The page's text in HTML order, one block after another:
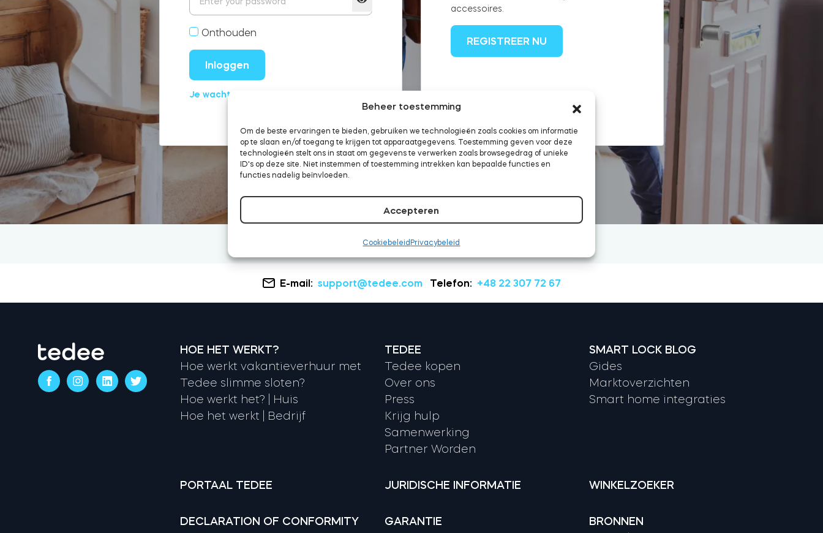
Beheer toestemming
Om de beste ervaringen te bieden, gebruiken we technologieën zoals cookies om informatie
op te slaan en/of toegang te krijgen tot apparaatgegevens. Toestemming geven voor deze
technologieën stelt ons in staat om gegevens te verwerken zoals browsegedrag of unieke
ID's op deze site. Niet instemmen of toestemming intrekken kan bepaalde functies en
functies nadelig beïnvloeden.
Accepteren
Cookiebeleid Privacybeleid
Onthouden
Inloggen
Je wachtwoord vergeten?
accessoires.
REGISTREER NU
E-mail: support@tedee.com Telefon: +48 22 307 72 67
HOE HET WERKT?
Hoe werkt vakantieverhuur met
Tedee slimme sloten?
Hoe werkt het? | Huis
Hoe het werkt | Bedrijf
TEDEE
Tedee kopen
Over ons
Press
Krijg hulp
Samenwerking
Partner Worden
SMART LOCK BLOG
Gides
Marktoverzichten
Smart home integraties
PORTAAL TEDEE JURIDISCHE INFORMATIE WINKELZOEKER
DECLARATION OF CONFORMITY GARANTIE
BRONNEN